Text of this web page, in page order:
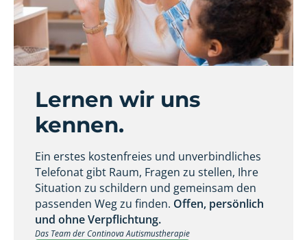
Lernen wir uns
kennen.
Ein erstes kostenfreies und unverbindliches
Telefonat gibt Raum, Fragen zu stellen, Ihre
Situation zu schildern und gemeinsam den
passenden Weg zu finden. Offen, persönlich
und ohne Verpflichtung.
Das Team der Continova Autismustherapie